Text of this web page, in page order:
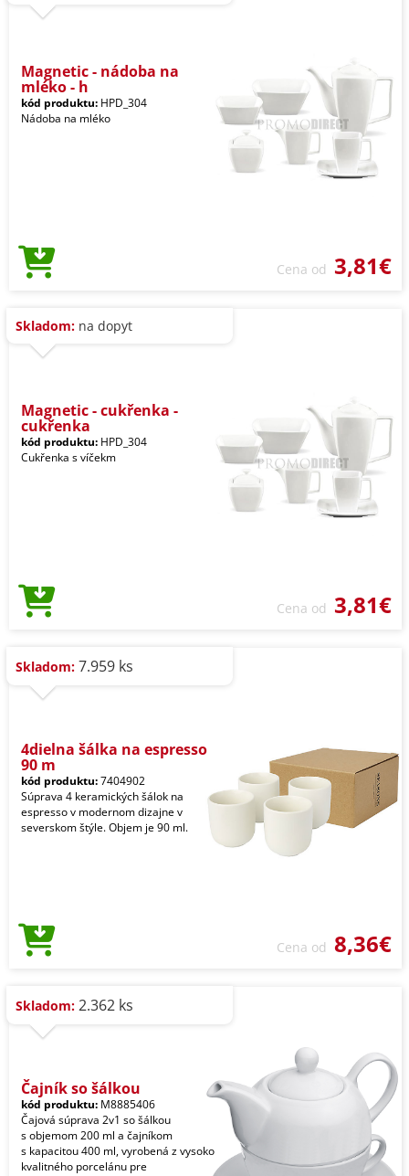
Magnetic - nádoba na
mléko - h
kód produktu: HPD_304
Nádoba na mléko
Cena od 3,81€
Skladom: na dopyt
Magnetic - cukřenka -
cukřenka
kód produktu: HPD_304
Cukřenka s víčekm
Cena od 3,81€
Skladom: 7.959 ks
4dielna šálka na espresso
90 m
kód produktu:7404902
Súprava 4 keramických šálok na
espresso v modernom dizajne v
severskom štýle. Objem je 90 ml.
Cena od 8,36€
Skladom: 2.362 ks
Čajník so šálkou
kód produktu: M8885406
Čajová súprava 2v1 so šálkou
s objemom 200 ml a čajníkom
s kapacitou 400 ml, vyrobená z vysoko
kvalitného porcelánu pre